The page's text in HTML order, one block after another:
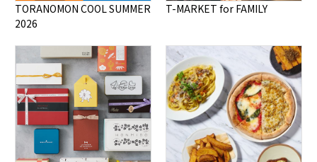
TORANOMON COOL SUMMER
2026
T-MARKET for FAMILY